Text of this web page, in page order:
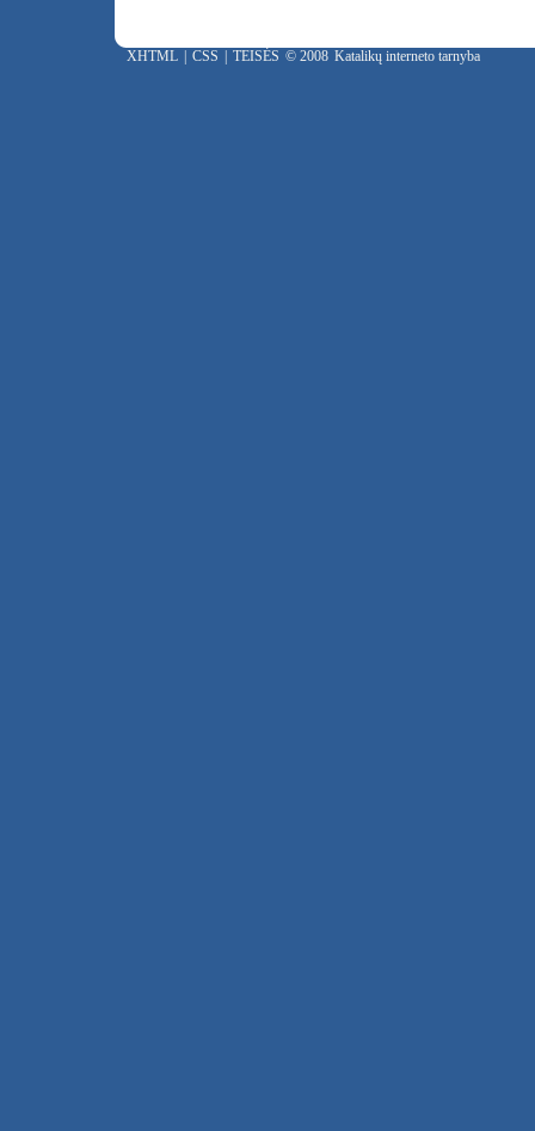
XHTML | CSS | TEISĖS © 2008 Katalikų interneto tarnyba